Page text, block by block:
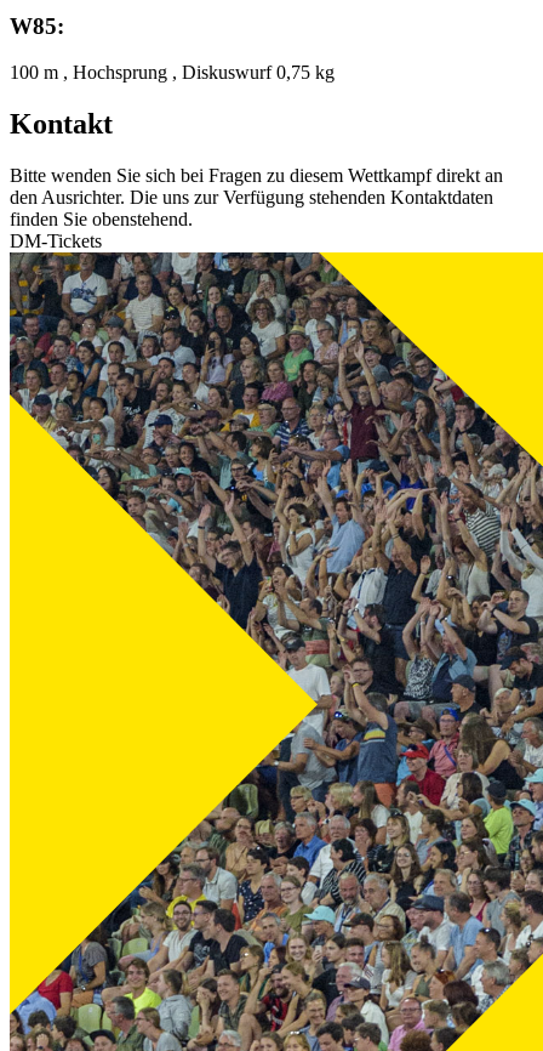
W85:
100 m , Hochsprung , Diskuswurf 0,75 kg
Kontakt
Bitte wenden Sie sich bei Fragen zu diesem Wettkampf direkt an
den Ausrichter. Die uns zur Verfügung stehenden Kontaktdaten
finden Sie obenstehend.
DM-Tickets